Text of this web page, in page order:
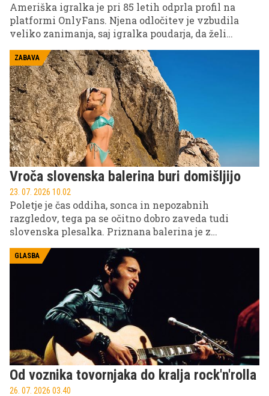
Ameriška igralka je pri 85 letih odprla profil na
platformi OnlyFans. Njena odločitev je vzbudila
veliko zanimanja, saj igralka poudarja, da želi
platformo uporabljati predvsem za pristnejši stik s
svojimi dolgoletnimi oboževalci, ne pa za
spreminjanje svoje javne podobe.
ZABAVA
Vroča slovenska balerina buri domišljijo
23. 07. 2026 10.02
Poletje je čas oddiha, sonca in nepozabnih
razgledov, tega pa se očitno dobro zaveda tudi
slovenska plesalka. Priznana balerina je z
najnovejšo objavo z dopusta navdušila svoje
sledilce, ki niso ostali ravnodušni nad njenim
poletnim videzom in sproščeno energijo, ujeto ob
GLASBA
Od voznika tovornjaka do kralja rock'n'rolla
26. 07. 2026 03.40